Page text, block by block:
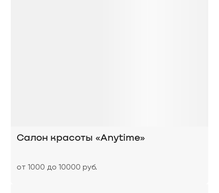
Салон красоты «Anytime»
от 1000 до 10000 руб.